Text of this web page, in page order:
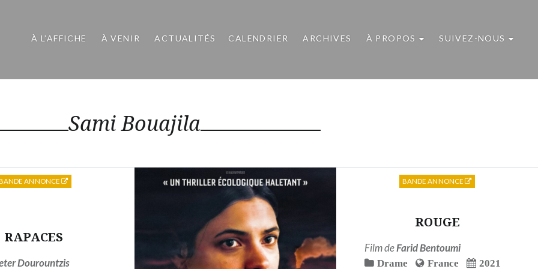
À L’AFFICHE À VENIR ACTUALITÉS CALENDRIER ARCHIVES À PROPOS SUIVEZ-NOUS
Sami Bouajila
RAPACES
Dourountzis
ANNONCE
ROUGE
Film deFarid Bentoumi
Drame France
2021
BANDE ANNONCE